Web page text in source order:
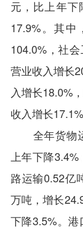
元，比上年下
17.9%。其
104.0%，社
营业收入增长
入增长18.0%
收入增长17.1%
全年货物运
上年下降
路运输0.52亿
万吨，增长
下降3.5%。